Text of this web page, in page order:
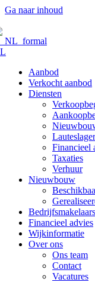
Ga naar inhoud
Aanbod
Verkocht aanbod
Diensten
Financieel
Taxaties
Verhuur
Nieuwbouw
Bedrijfsmakelaars
Financieel advies
Wijkinformatie
Over ons
Ons team
Contact
Vacatures